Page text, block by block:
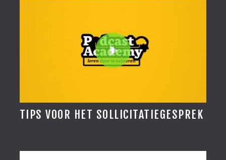
TIPS VOOR HET SOLLICITATIEGESPREK